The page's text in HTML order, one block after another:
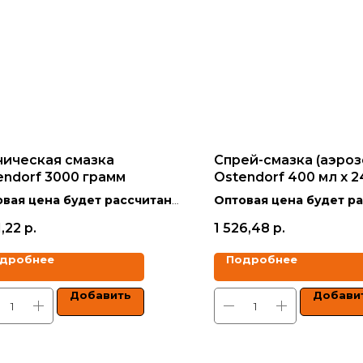
смазка
3000 грамм
цена будет рассчитана
заказа.
указаны с учетом НДС.
р.
Добавить
Спрей-смазка
Ostendorf 400 мл х
Оптовая цена будет
объёма заказа.
Цены указаны с учетом
1 526,48 р.
Подробнее